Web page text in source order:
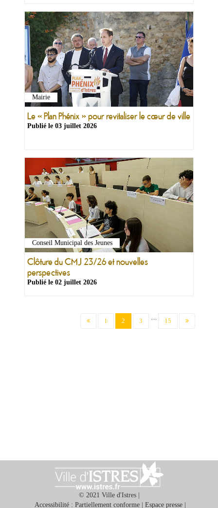
Mairie
Le « Plan Phénix » pour revitaliser le cœur de ville
Publié le 03 juillet 2026
Conseil Municipal des Jeunes
Clôture du CMJ 23/26 et nouvelles
perspectives
Publié le 02 juillet 2026
1 2 (current)
3 .... 15
© 2021 Ville d'Istres |
Accessibilité : Partiellement conforme| Espace presse|